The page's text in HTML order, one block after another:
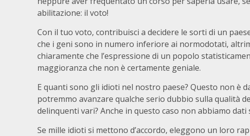
abilitazione: il voto!
Con il tuo voto, contribuisci a decidere le sorti di un
che i geni sono in numero inferiore ai normodotati,
chiaramente che l’espressione di un popolo
maggioranza che non è certamente geniale.
E quanti sono gli idioti nel nostro paese? Questo non è
potremmo avanzare qualche serio dubbio sulla qualità
delinquenti vari? Anche in questo caso non abbiamo dati
Se mille idioti si mettono d’accordo, eleggono un loro